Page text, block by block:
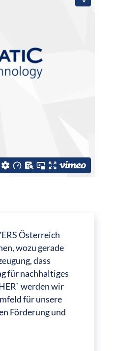
Österreich
wozu gerade
dass
für nachhaltiges
werden wir
für unsere
Förderung und